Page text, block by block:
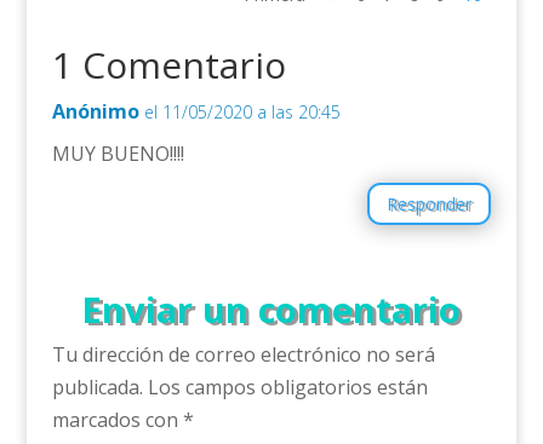
1 Comentario
Anónimo el 11/05/2020 a las 20:45
MUY BUENO!!!!
Responder
Enviar un comentario
Tu dirección de correo electrónico no será
publicada. Los campos obligatorios están
marcados con *